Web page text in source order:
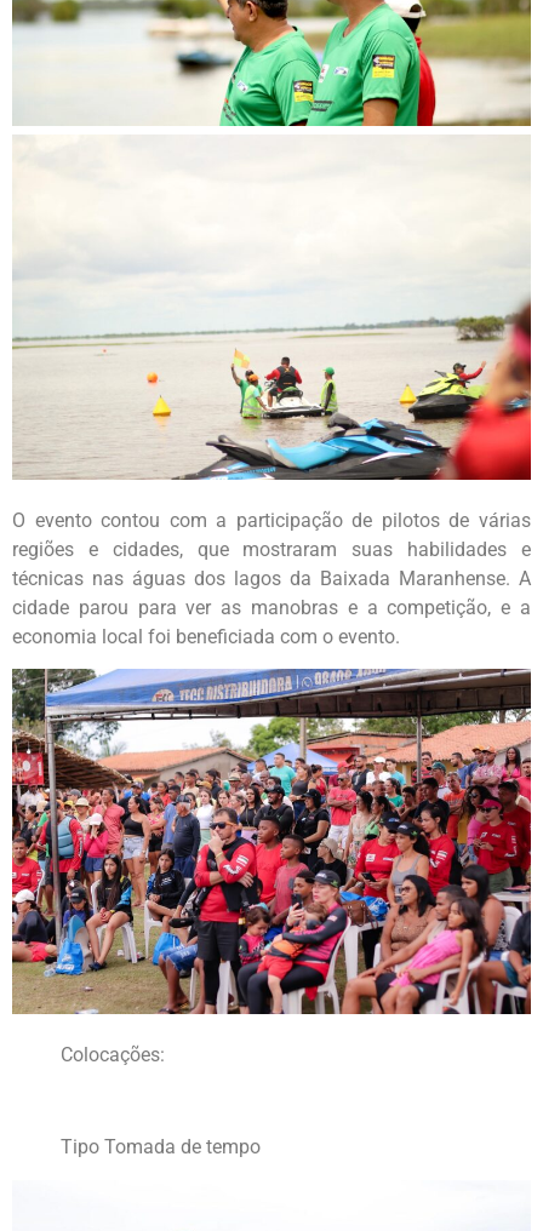
O evento contou com a participação de pilotos de várias
regiões e cidades, que mostraram suas habilidades e
técnicas nas águas dos lagos da Baixada Maranhense. A
cidade parou para ver as manobras e a competição, e a
economia local foi beneficiada com o evento.
Colocações:
Tipo Tomada de tempo